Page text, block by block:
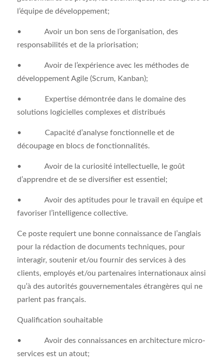
l’équipe de développement;
• Avoir un bon sens de l’organisation, des
responsabilités et de la priorisation;
• Avoir de l’expérience avec les méthodes de
développement Agile (Scrum, Kanban);
• Expertise démontrée dans le domaine des
solutions logicielles complexes et distribués
• Capacité d’analyse fonctionnelle et de
découpage en blocs de fonctionnalités.
• Avoir de la curiosité intellectuelle, le goût
d’apprendre et de se diversifier est essentiel;
• Avoir des aptitudes pour le travail en équipe et
favoriser l’intelligence collective.
Ce poste requiert une bonne connaissance de l’anglais
pour la rédaction de documents techniques, pour
interagir, soutenir et/ou fournir des services à des
clients, employés et/ou partenaires internationaux ainsi
qu’à des autorités gouvernementales étrangères qui ne
parlent pas français.
Qualification souhaitable
• Avoir des connaissances en architecture micro-
services est un atout;